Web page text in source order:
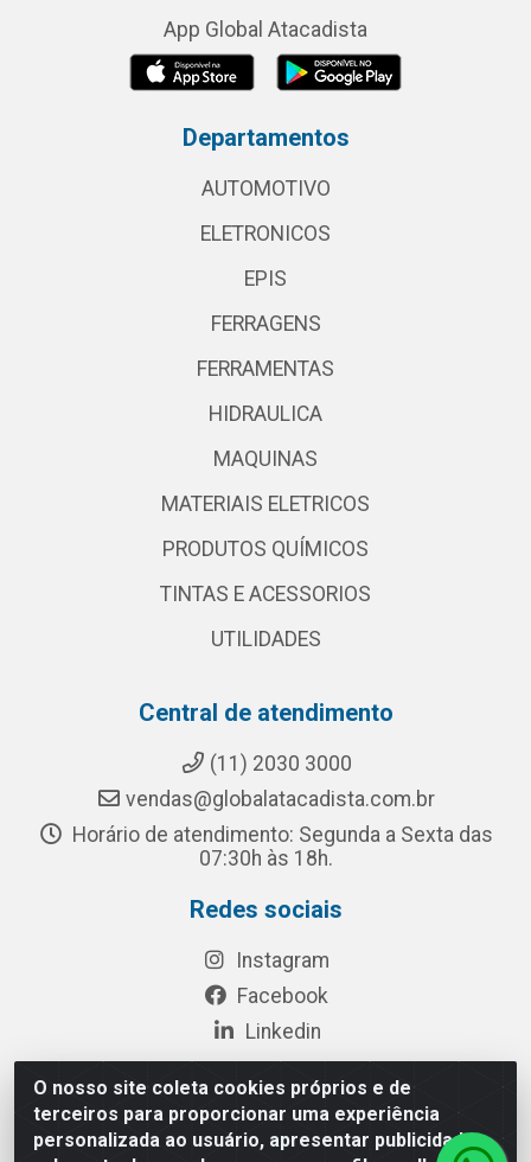
O nosso site coleta cookies próprios e de
terceiros para proporcionar uma experiência
personalizada ao usuário, apresentar publicidade
App Global Atacadista
Departamentos
AUTOMOTIVO
ELETRONICOS
EPIS
FERRAGENS
FERRAMENTAS
HIDRAULICA
MAQUINAS
MATERIAIS ELETRICOS
PRODUTOS QUÍMICOS
TINTAS E ACESSORIOS
UTILIDADES
Central de atendimento
(11) 2030 3000
vendas@globalatacadista.com.br
Horário de atendimento: Segunda a Sexta das
07:30h às 18h.
Redes sociais
Instagram
Facebook
Linkedin
Rua Chipuê, 117 - S. Miguel Paulista São Paulo/SP - CEP
08010-260- CNPJ: 03.010.739/0001-72